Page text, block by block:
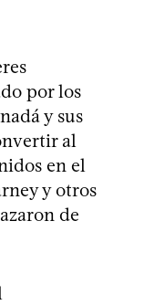
por los
y sus
al
en el
y otros
de